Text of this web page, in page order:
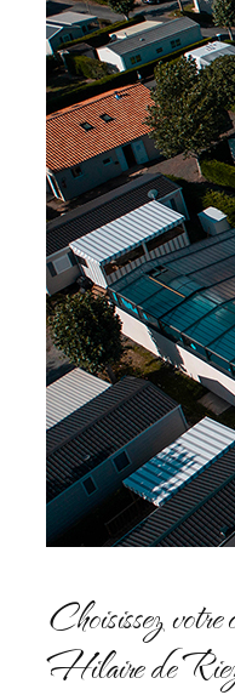
Choisissez votre
Hilaire de